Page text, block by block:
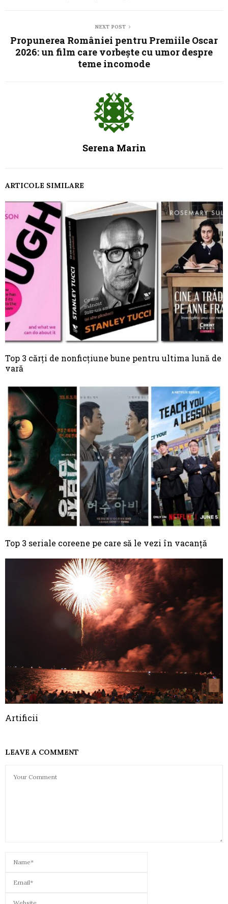
NEXT POST
Propunerea României pentru Premiile Oscar
2026: un film care vorbește cu umor despre
teme incomode
Serena Marin
ARTICOLE SIMILARE
Top 3 cărți de nonficțiune bune pentru ultima lună de
vară
Top 3 seriale coreene pe care să le vezi în vacanță
Artificii
LEAVE A COMMENT